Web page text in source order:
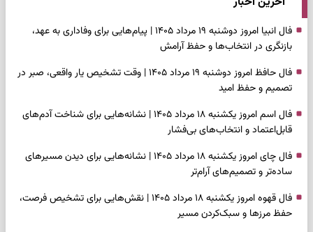
فال انبیا امروز دوشنبه ۱۹ مرداد ۱۴۰۵ | پیام‌هایی برای وفاداری به عهد،
بازنگری در انتخاب‌ها و حفظ آرامش
فال حافظ امروز دوشنبه ۱۹ مرداد ۱۴۰۵ | وقت تشخیص یار واقعی، صبر در
تصمیم و حفظ امید
فال اسم امروز یکشنبه ۱۸ مرداد ۱۴۰۵ | نشانه‌هایی برای شناخت آدم‌های
قابل‌اعتماد و انتخاب‌های بی‌فشار
فال چای امروز یکشنبه ۱۸ مرداد ۱۴۰۵ | نشانه‌هایی برای دیدن مسیرهای
ساده‌تر و تصمیم‌های آرام‌تر
فال قهوه امروز یکشنبه ۱۸ مرداد ۱۴۰۵ | نقش‌هایی برای تشخیص فرصت،
حفظ مرزها و سبک‌کردن مسیر